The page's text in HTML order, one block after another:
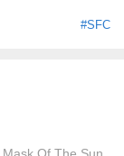
#SFC